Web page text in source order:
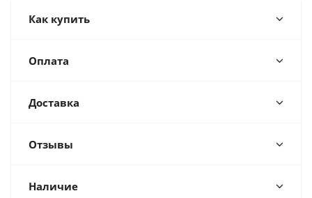
Как купить
Оплата
Доставка
Отзывы
Наличие